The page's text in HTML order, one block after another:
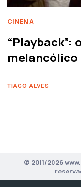
CINEMA
“Playback”:
melancólico
TIAGO ALVES
© 2011/2026